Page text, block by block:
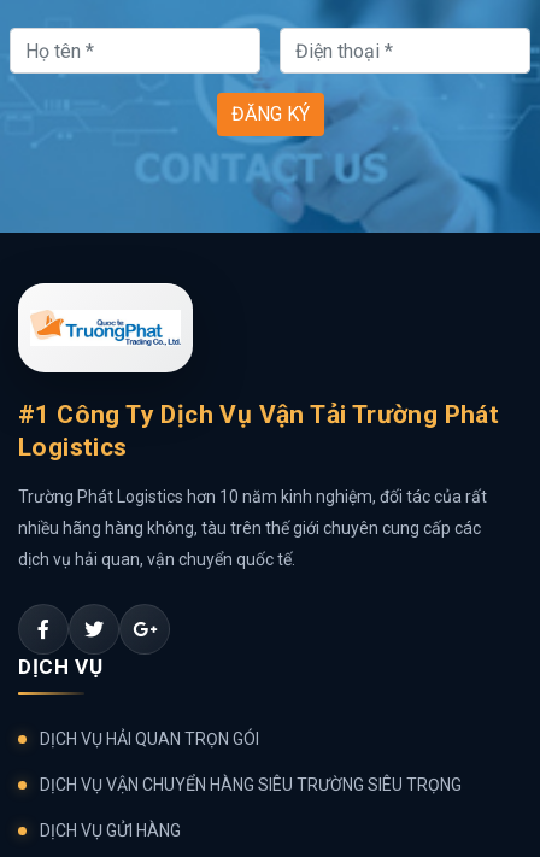
ĐĂNG KÝ
#1 Công Ty Dịch Vụ Vận Tải Trường Phát
Logistics
Trường Phát Logistics hơn 10 năm kinh nghiệm, đối tác của rất
nhiều hãng hàng không, tàu trên thế giới chuyên cung cấp các
dịch vụ hải quan, vận chuyển quốc tế.
DỊCH VỤ
DỊCH VỤ HẢI QUAN TRỌN GÓI
DỊCH VỤ VẬN CHUYỂN HÀNG SIÊU TRƯỜNG SIÊU TRỌNG
DỊCH VỤ GỬI HÀNG